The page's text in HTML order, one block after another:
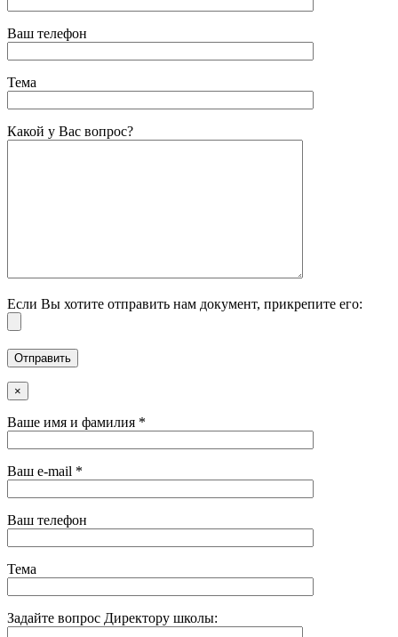
Ваш телефон
Тема
Какой у Вас вопрос?
Если Вы хотите отправить нам документ, прикрепите его:
×
Ваше имя и фамилия *
Ваш e-mail *
Ваш телефон
Тема
Задайте вопрос Директору школы: